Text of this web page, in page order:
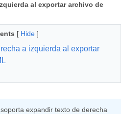
al exportar archivo de
[ Hide ]
a izquierda al exportar
expandir texto de derecha